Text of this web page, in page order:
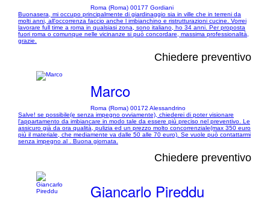
Roma (Roma) 00177 Gordiani
Buonasera, mi occupo principalmente di giardinaggio sia in ville che in terreni da
molti anni, all'occorrenza faccio anche l imbianchino e ristrutturazioni cucine. Vorrei
lavorare full time a roma in qualsiasi zona, sono italiano, ho 34 anni. Per proposta
fuori roma o comunque nelle vicinanze si può concordare, massima professionalità,
grazie.
Chiedere preventivo
Marco
Roma (Roma) 00172 Alessandrino
Salve! se possibile(e senza impegno ovviamente), chiederei di poter visionare
l'appartamento da imbiancare in modo tale da essere più preciso nel preventivo. Le
assicuro già da ora qualità, pulizia ed un prezzo molto concorrenziale(max 350 euro
più il materiale, che mediamente va dalle 50 alle 70 euro). Se vuole può contattarmi
senza impegno al . Buona giornata.
Chiedere preventivo
Giancarlo Pireddu